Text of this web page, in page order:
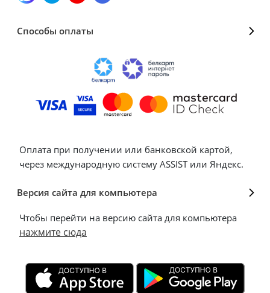
Способы оплаты
Оплата при получении или банковской картой,
через международную систему ASSIST или Яндекс.
Версия сайта для компьютера
Чтобы перейти на версию сайта для компьютера
нажмите сюда